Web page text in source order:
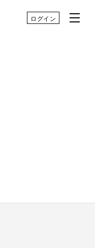
ログイン